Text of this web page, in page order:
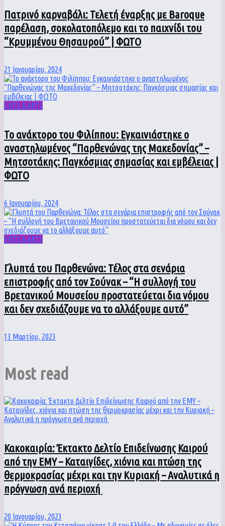
Πατρινό καρναβάλι: Τελετή έναρξης με Baroque
παρέλαση, σοκολατοπόλεμο και το παιχνίδι του
“Κρυμμένου Θησαυρού” | ΦΩΤΟ
21 Ιανουαρίου, 2024
ENTS & ARTS
To ανάκτορο του Φιλίππου: Εγκαινιάστηκε ο
αναστηλωμένος “Παρθενώνας της Μακεδονίας” –
Μητσοτάκης: Παγκόσμιας σημασίας και εμβέλειας |
ΦΩΤΟ
6 Ιανουαρίου, 2024
ENTS & ARTS
Γλυπτά του Παρθενώνα: Τέλος στα σενάρια
επιστροφής από τον Σούνακ – “Η συλλογή του
Βρετανικού Μουσείου προστατεύεται δια νόμου
και δεν σχεδιάζουμε να το αλλάξουμε αυτό”
13 Μαρτίου, 2023
Most read
Κακοκαιρία: Έκτακτο Δελτίο Επιδείνωσης Καιρού
από την ΕΜΥ – Καταιγίδες, χιόνια και πτώση της
θερμοκρασίας μέχρι και την Κυριακή – Αναλυτικά η
πρόγνωση ανά περιοχή
20 Ιανουαρίου, 2023